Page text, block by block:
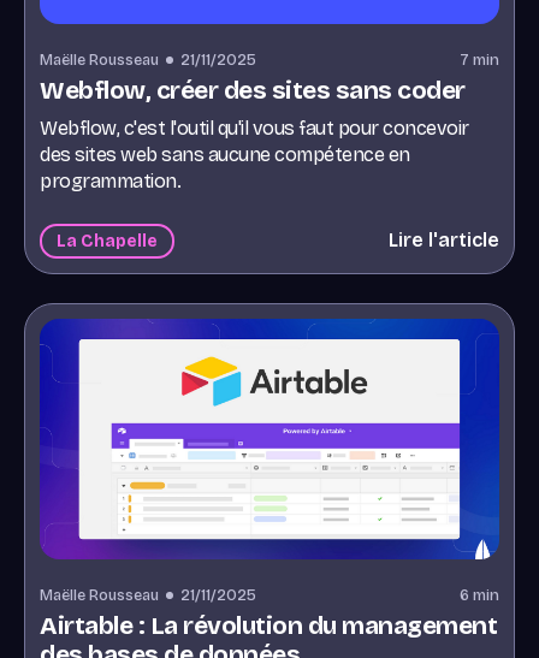
Maëlle Rousseau 21/11/2025 7 min
Webflow, créer des sites sans coder
Webflow, c'est l'outil qu'il vous faut pour concevoir
des sites web sans aucune compétence en
programmation.
La Chapelle Lire l'article
Maëlle Rousseau 21/11/2025 6 min
Airtable : La révolution du management